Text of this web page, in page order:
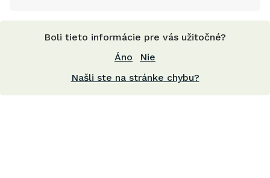
Boli tieto informácie pre vás užitočné?
Áno
Nie
Našli ste na stránke chybu?